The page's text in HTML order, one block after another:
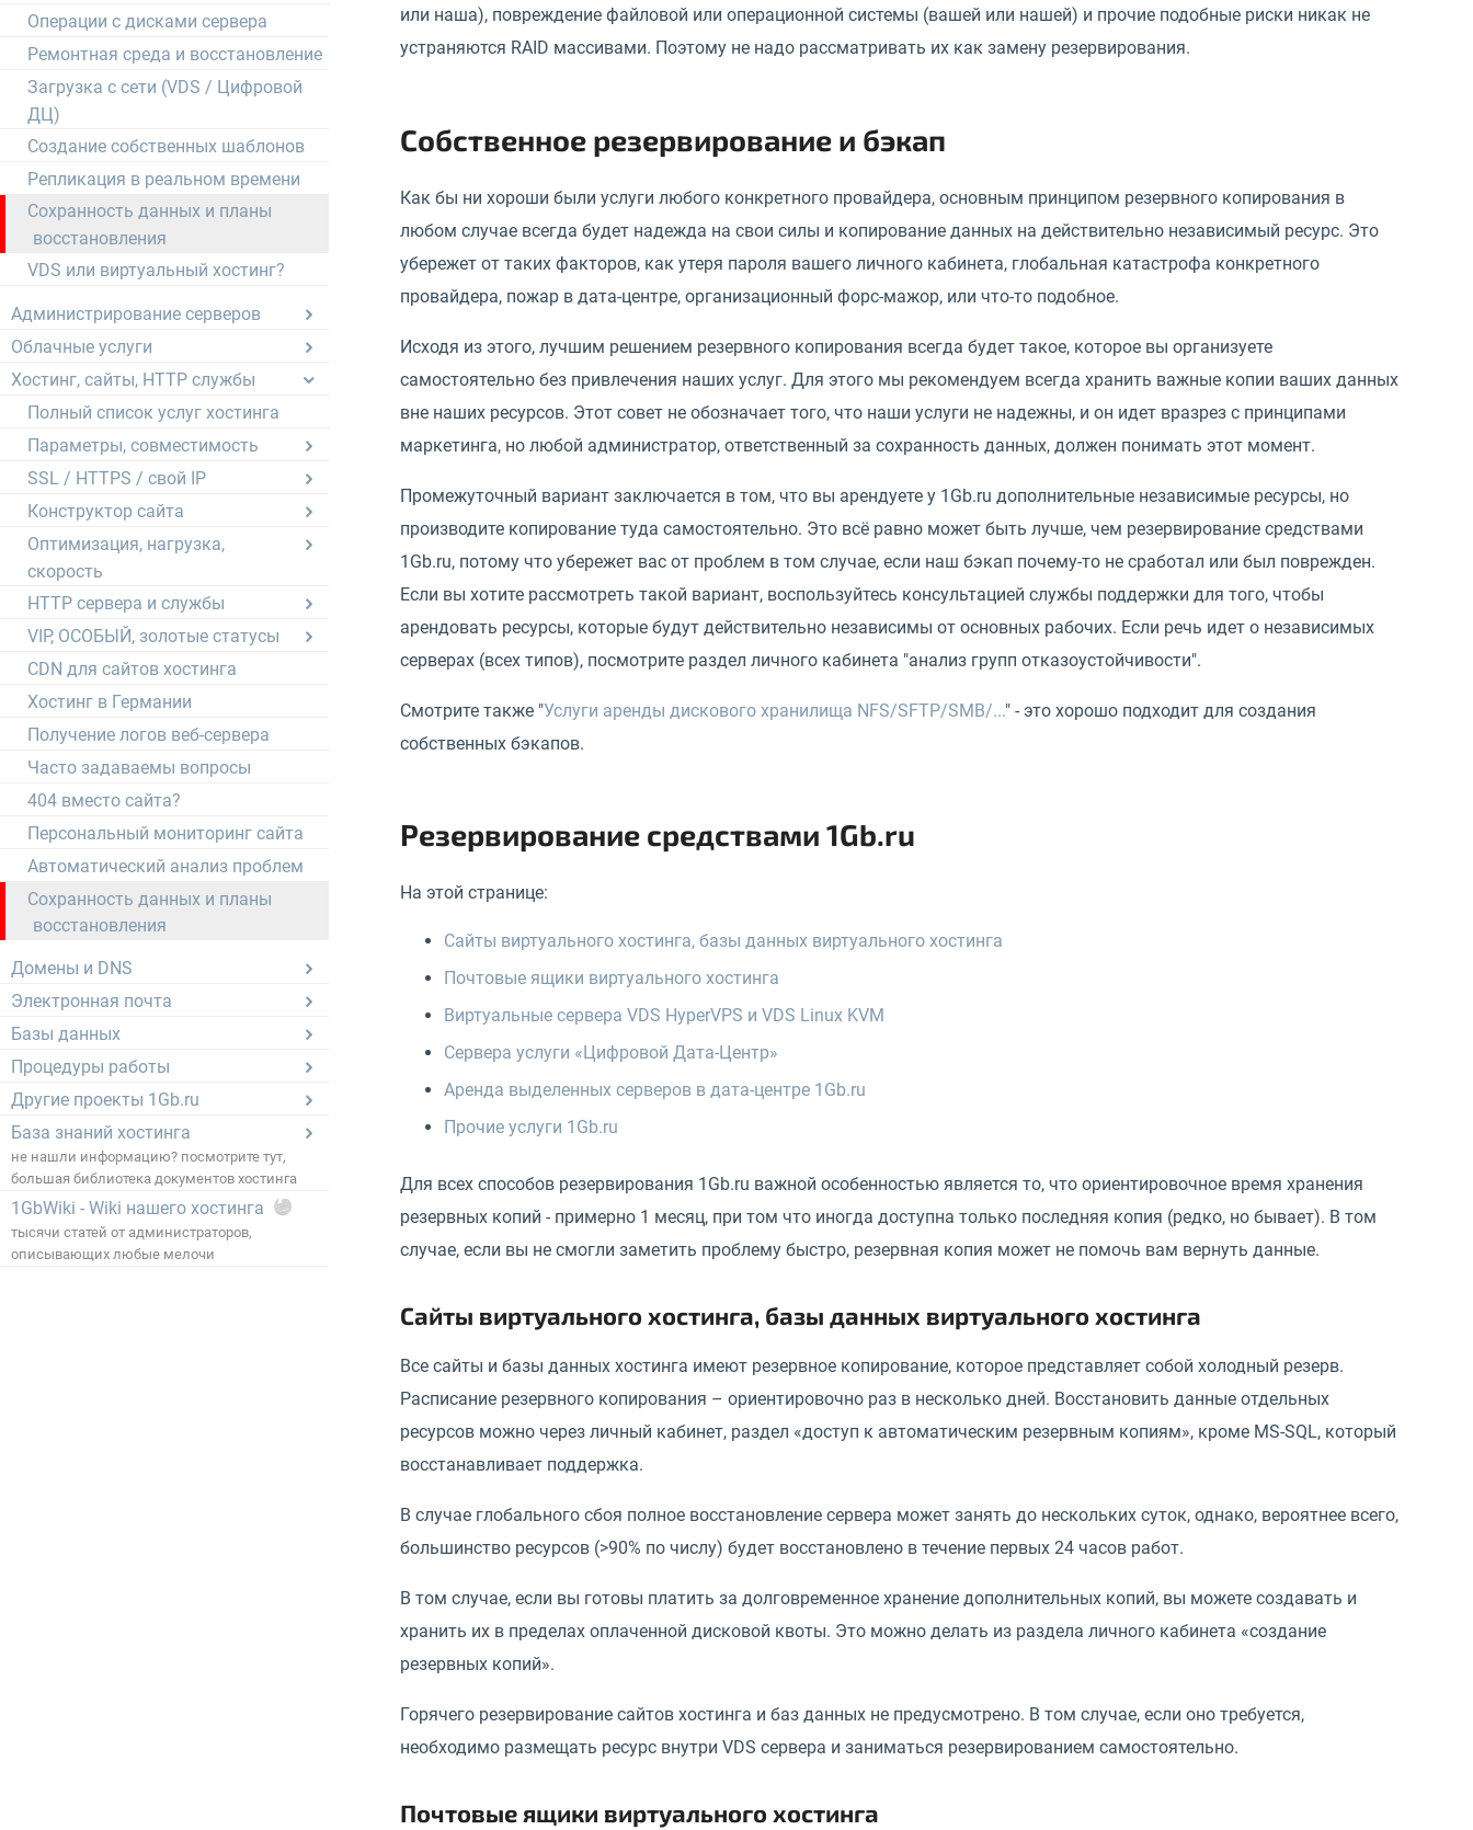
Операции с дисками сервера
Ремонтная среда и восстановление
Загрузка с сети (VDS / Цифровой
ДЦ)
Создание собственных шаблонов
Репликация в реальном времени
Сохранность данных и планы
восстановления
VDS или виртуальный хостинг?
Администрирование серверов
Облачные услуги
Хостинг, сайты, HTTP службы
Полный список услуг хостинга
Параметры, совместимость
SSL / HTTPS / свой IP
Конструктор сайта
Оптимизация, нагрузка,
скорость
HTTP сервера и службы
VIP, ОСОБЫЙ, золотые статусы
CDN для сайтов хостинга
Хостинг в Германии
Получение логов веб-сервера
Часто задаваемы вопросы
404 вместо сайта?
Персональный мониторинг сайта
Автоматический анализ проблем
Сохранность данных и планы
восстановления
Домены и DNS
Электронная почта
Базы данных
Процедуры работы
Другие проекты 1Gb.ru
База знаний хостинга
не нашли информацию? посмотрите тут,
большая библиотека документов хостинга
1GbWiki - Wiki нашего хостинга
тысячи статей от администраторов,
описывающих любые мелочи
или наша), повреждение файловой или операционной системы (вашей или нашей) и прочие подобные риски никак не
устраняются RAID массивами. Поэтому не надо рассматривать их как замену резервирования.
Собственное резервирование и бэкап
Как бы ни хороши были услуги любого конкретного провайдера, основным принципом резервного копирования в
любом случае всегда будет надежда на свои силы и копирование данных на действительно независимый ресурс. Это
убережет от таких факторов, как утеря пароля вашего личного кабинета, глобальная катастрофа конкретного
провайдера, пожар в дата-центре, организационный форс-мажор, или что-то подобное.
Исходя из этого, лучшим решением резервного копирования всегда будет такое, которое вы организуете
самостоятельно без привлечения наших услуг. Для этого мы рекомендуем всегда хранить важные копии ваших данных
вне наших ресурсов. Этот совет не обозначает того, что наши услуги не надежны, и он идет вразрез с принципами
маркетинга, но любой администратор, ответственный за сохранность данных, должен понимать этот момент.
Промежуточный вариант заключается в том, что вы арендуете у 1Gb.ru дополнительные независимые ресурсы, но
производите копирование туда самостоятельно. Это всё равно может быть лучше, чем резервирование средствами
1Gb.ru, потому что убережет вас от проблем в том случае, если наш бэкап почему-то не сработал или был поврежден.
Если вы хотите рассмотреть такой вариант, воспользуйтесь консультацией службы поддержки для того, чтобы
арендовать ресурсы, которые будут действительно независимы от основных рабочих. Если речь идет о независимых
серверах (всех типов), посмотрите раздел личного кабинета "анализ групп отказоустойчивости".
Смотрите также "Услуги аренды дискового хранилища NFS/SFTP/SMB/..." - это хорошо подходит для создания
собственных бэкапов.
Резервирование средствами 1Gb.ru
На этой странице:
Сайты виртуального хостинга, базы данных виртуального хостинга
Почтовые ящики виртуального хостинга
Виртуальные сервера VDS HyperVPS и VDS Linux KVM
Сервера услуги «Цифровой Дата-Центр»
Аренда выделенных серверов в дата-центре 1Gb.ru
Прочие услуги 1Gb.ru
Для всех способов резервирования 1Gb.ru важной особенностью является то, что ориентировочное время хранения
резервных копий - примерно 1 месяц, при том что иногда доступна только последняя копия (редко, но бывает). В том
случае, если вы не смогли заметить проблему быстро, резервная копия может не помочь вам вернуть данные.
Сайты виртуального хостинга, базы данных виртуального хостинга
Все сайты и базы данных хостинга имеют резервное копирование, которое представляет собой холодный резерв.
Расписание резервного копирования – ориентировочно раз в несколько дней. Восстановить данные отдельных
ресурсов можно через личный кабинет, раздел «доступ к автоматическим резервным копиям», кроме MS-SQL, который
восстанавливает поддержка.
В случае глобального сбоя полное восстановление сервера может занять до нескольких суток, однако, вероятнее всего,
большинство ресурсов (>90% по числу) будет восстановлено в течение первых 24 часов работ.
В том случае, если вы готовы платить за долговременное хранение дополнительных копий, вы можете создавать и
хранить их в пределах оплаченной дисковой квоты. Это можно делать из раздела личного кабинета «создание
резервных копий».
Горячего резервирование сайтов хостинга и баз данных не предусмотрено. В том случае, если оно требуется,
необходимо размещать ресурс внутри VDS сервера и заниматься резервированием самостоятельно.
Почтовые ящики виртуального хостинга